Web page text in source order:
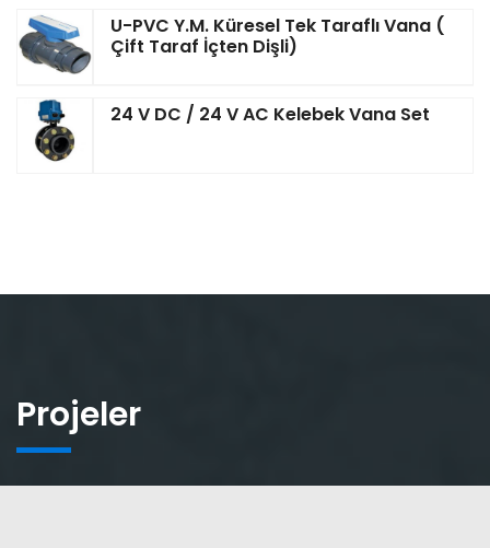
U-PVC Y.M. Küresel Tek Taraflı Vana (
Çift Taraf İçten Dişli)
24 V DC / 24 V AC Kelebek Vana Set
Projeler